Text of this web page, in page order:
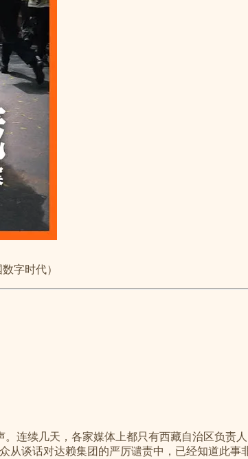
字时代）
连续几天，各家媒体上都只有西藏自治区负责
从谈话对达赖集团的严厉谴责中，已经知道此